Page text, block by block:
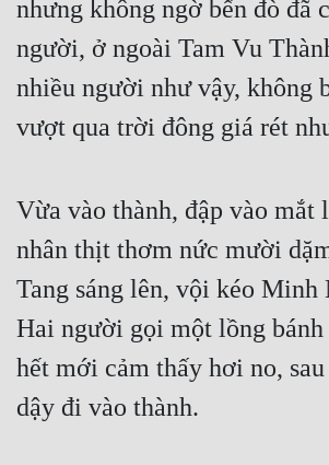
Tu Tiên
Tội Phạm
Võ Hiệp
Võng Du
Xuyên Không
Xuyên Nhanh
nhưng không ngờ bến đò đã
người, ở ngoài Tam Vu
nhiều người như vậy, không
Vừa vào thành, đập vào mắt
nhân thịt thơm nức mười
Tang sáng lên, vội kéo Minh
Hai người gọi một lồng
hết mới cảm thấy hơi no,
dậy đi vào thành.